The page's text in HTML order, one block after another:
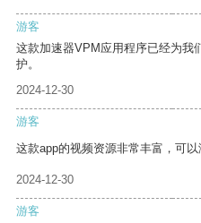
游客
这款加速器VPM应用程序已经为我
护。
2024-12-30
游客
这款app的视频资源非常丰富，可以
2024-12-30
游客